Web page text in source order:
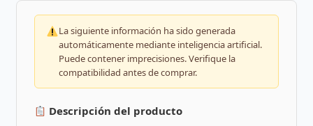
La siguiente información ha sido generada
automáticamente mediante inteligencia artificial.
Puede contener imprecisiones. Verifique la
compatibilidad antes de comprar.
Descripción del producto